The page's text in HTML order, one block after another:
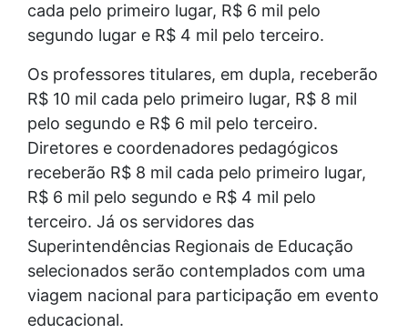
cada pelo primeiro lugar, R$ 6 mil pelo
segundo lugar e R$ 4 mil pelo terceiro.
Os professores titulares, em dupla, receberão
R$ 10 mil cada pelo primeiro lugar, R$ 8 mil
pelo segundo e R$ 6 mil pelo terceiro.
Diretores e coordenadores pedagógicos
receberão R$ 8 mil cada pelo primeiro lugar,
R$ 6 mil pelo segundo e R$ 4 mil pelo
terceiro. Já os servidores das
Superintendências Regionais de Educação
selecionados serão contemplados com uma
viagem nacional para participação em evento
educacional.